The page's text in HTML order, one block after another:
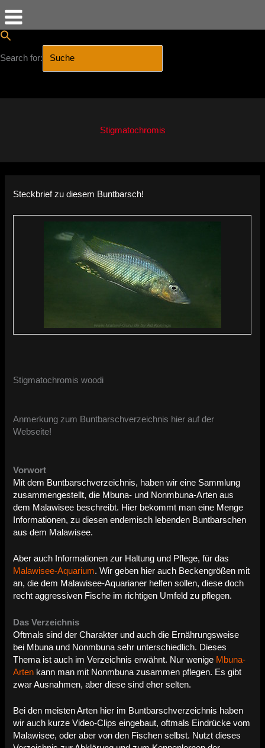
Search for:
Stigmatochromis
Steckbrief zu diesem Buntbarsch!
Stigmatochromis woodi
Anmerkung zum Buntbarschverzeichnis hier auf der
Webseite!
Vorwort
Mit dem Buntbarschverzeichnis, haben wir eine Sammlung
zusammengestellt, die Mbuna- und Nonmbuna-Arten aus
dem Malawisee beschreibt. Hier bekommt man eine Menge
Informationen, zu diesen endemisch lebenden Buntbarschen
aus dem Malawisee.
Aber auch Informationen zur Haltung und Pflege, für das
Malawisee-Aquarium. Wir geben hier auch Beckengrößen mit
an, die dem Malawisee-Aquarianer helfen sollen, diese doch
recht aggressiven Fische im richtigen Umfeld zu pflegen.
Das Verzeichnis
Oftmals sind der Charakter und auch die Ernährungsweise
bei Mbuna und Nonmbuna sehr unterschiedlich. Dieses
Thema ist auch im Verzeichnis erwähnt. Nur wenige Mbuna-
Arten kann man mit Nonmbuna zusammen pflegen. Es gibt
zwar Ausnahmen, aber diese sind eher selten.
Bei den meisten Arten hier im Buntbarschverzeichnis haben
wir auch kurze Video-Clips eingebaut, oftmals Eindrücke vom
Malawisee, oder aber von den Fischen selbst. Nutzt dieses